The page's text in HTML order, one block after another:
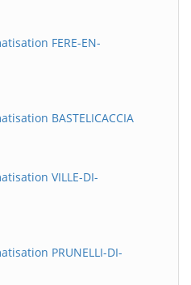
FERE-EN-
BASTELICACCIA
VILLE-DI-
PRUNELLI-DI-